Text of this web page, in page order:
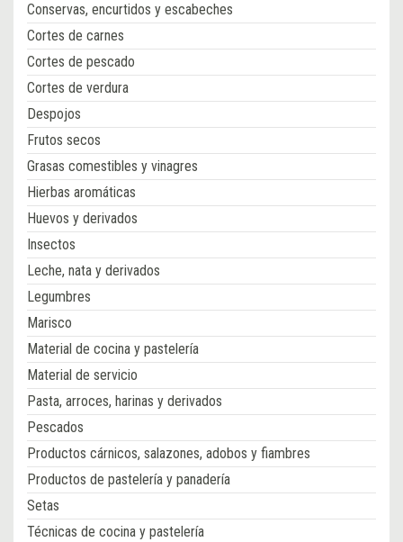
Conservas, encurtidos y escabeches
Cortes de carnes
Cortes de pescado
Cortes de verdura
Despojos
Frutos secos
Grasas comestibles y vinagres
Hierbas aromáticas
Huevos y derivados
Insectos
Leche, nata y derivados
Legumbres
Marisco
Material de cocina y pastelería
Material de servicio
Pasta, arroces, harinas y derivados
Pescados
Productos cárnicos, salazones, adobos y fiambres
Productos de pastelería y panadería
Setas
Técnicas de cocina y pastelería